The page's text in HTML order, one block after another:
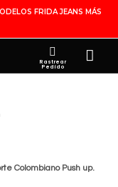
FRIDA JEANS MÁS
Rastrear
Pedido
Colombiano Push up.